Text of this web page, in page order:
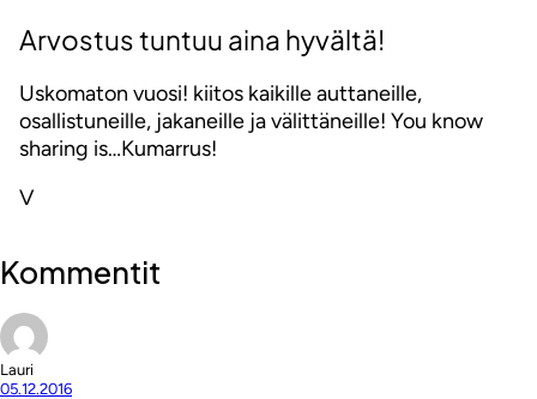
Arvostus tuntuu aina hyvältä!
Uskomaton vuosi! kiitos kaikille auttaneille,
osallistuneille, jakaneille ja välittäneille! You know
sharing is…Kumarrus!
V
Kommentit
Lauri
05.12.2016